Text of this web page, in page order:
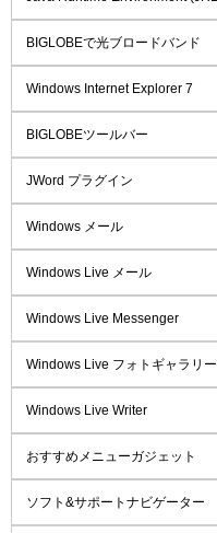
BIGLOBEで光ブロードバンド
Windows Internet Explorer 7
BIGLOBEツールバー
JWord プラグイン
Windows メール
Windows Live メール
Windows Live Messenger
Windows Live フォトギャラリー
Windows Live Writer
おすすめメニューガジェット
ソフト&サポートナビゲーター